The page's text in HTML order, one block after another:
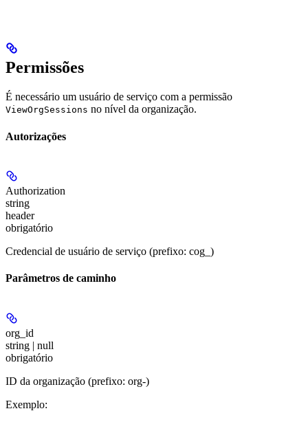
Permissões
É necessário um usuário de serviço com a permissão
ViewOrgSessions no nível da organização.
Autorizações
Authorization
string
header
obrigatório
Credencial de usuário de serviço (prefixo: cog_)
Parâmetros de caminho
org_id
string | null
obrigatório
ID da organização (prefixo: org-)
Exemplo: